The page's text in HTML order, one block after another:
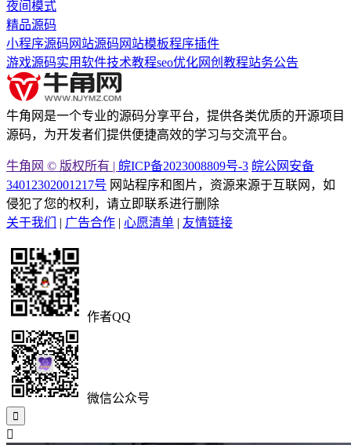
夜间模式
精品源码
小程序源码 网站源码 网站模板程序插件
游戏源码实用软件技术教程seo优化网创教程站务公告
牛角网是一个专业的源码分享平台，提供各类优质的开源项目
源码，为开发者们提供便捷高效的学习与交流平台。
牛角网 © 版权所有 | 皖ICP备2023008809号-3 皖公网安备
34012302001217号 网站程序和图片，资源来源于互联网，如
侵犯了您的权利，请立即联系进行删除
关于我们
| 广告合作 | 心愿清单 | 友情链接
作者QQ
微信公众号